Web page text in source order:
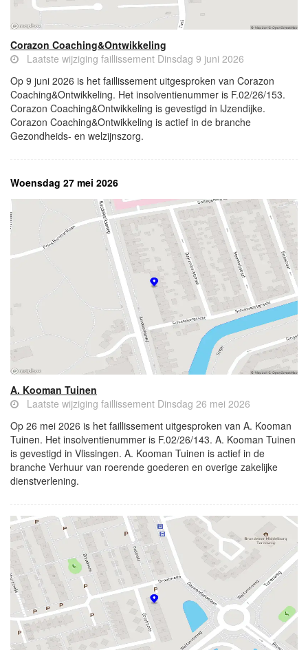
Corazon Coaching&Ontwikkeling
Laatste wijziging faillissement Dinsdag 9 juni 2026
Op 9 juni 2026 is het faillissement uitgesproken van Corazon
Coaching&Ontwikkeling. Het insolventienummer is F.02/26/153.
Corazon Coaching&Ontwikkeling is gevestigd in IJzendijke.
Corazon Coaching&Ontwikkeling is actief in de branche
Gezondheids- en welzijnszorg.
Woensdag 27 mei 2026
A. Kooman Tuinen
Laatste wijziging faillissement Dinsdag 26 mei 2026
Op 26 mei 2026 is het faillissement uitgesproken van A. Kooman
Tuinen. Het insolventienummer is F.02/26/143. A. Kooman Tuinen
is gevestigd in Vlissingen. A. Kooman Tuinen is actief in de
branche Verhuur van roerende goederen en overige zakelijke
dienstverlening.